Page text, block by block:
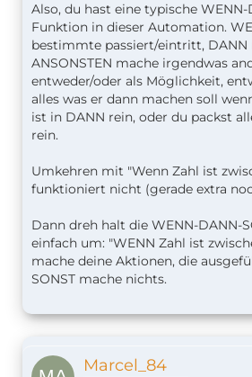
Also, du hast eine typische WENN-
Funktion in dieser Automation.
bestimmte passiert/eintritt, DANN
ANSONSTEN mache irgendwas
entweder/oder als Möglichkeit,
alles was er dann machen soll
ist in DANN rein, oder du packst
rein.
Umkehren mit "Wenn Zahl ist
funktioniert nicht (gerade extra
Dann dreh halt die WENN-DANN-
einfach um: "WENN Zahl ist
mache deine Aktionen, die
SONST mache nichts.
Marcel_84